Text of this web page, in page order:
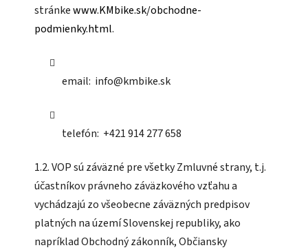
stránkewww.KMbike.sk/obchodne-
podmienky.html.
email: info@kmbike.sk
telefón: +421 914 277 658
1.2. VOP sú záväzné pre všetky Zmluvné strany, t.j.
účastníkov právneho záväzkového vzťahu a
vychádzajú zo všeobecne záväzných predpisov
platných na území Slovenskej republiky, ako
napríklad Obchodný zákonník, Občiansky